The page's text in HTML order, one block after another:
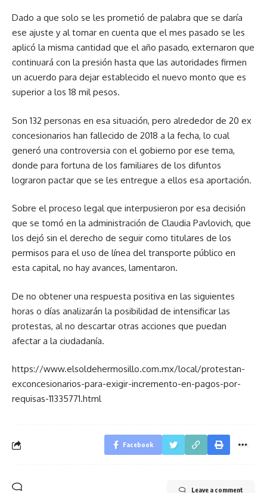
Dado a que solo se les prometió de palabra que se daría
ese ajuste y al tomar en cuenta que el mes pasado se les
aplicó la misma cantidad que el año pasado, externaron que
continuará con la presión hasta que las autoridades firmen
un acuerdo para dejar establecido el nuevo monto que es
superior a los 18 mil pesos.
Son 132 personas en esa situación, pero alrededor de 20 ex
concesionarios han fallecido de 2018 a la fecha, lo cual
generó una controversia con el gobierno por ese tema,
donde para fortuna de los familiares de los difuntos
lograron pactar que se les entregue a ellos esa aportación.
Sobre el proceso legal que interpusieron por esa decisión
que se tomó en la administración de Claudia Pavlovich, que
los dejó sin el derecho de seguir como titulares de los
permisos para el uso de línea del transporte público en
esta capital, no hay avances, lamentaron.
De no obtener una respuesta positiva en las siguientes
horas o días analizarán la posibilidad de intensificar las
protestas, al no descartar otras acciones que puedan
afectar a la ciudadanía.
https://www.elsoldehermosillo.com.mx/local/protestan-
exconcesionarios-para-exigir-incremento-en-pagos-por-
requisas-11335771.html
Facebook
Leave a comment